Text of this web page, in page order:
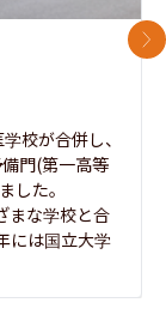
校が合併し、
門(第一高等
した。
まな学校と合
には国立大学
次